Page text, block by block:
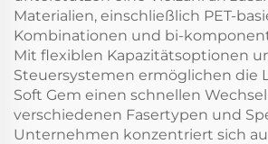
Materialien, einschließlich PET-
Kombinationen und bi-
Mit flexiblen Kapazitätsoptionen
Steuersystemen ermöglichen die
Soft Gem einen schnellen
verschiedenen Fasertypen und
Unternehmen konzentriert sich